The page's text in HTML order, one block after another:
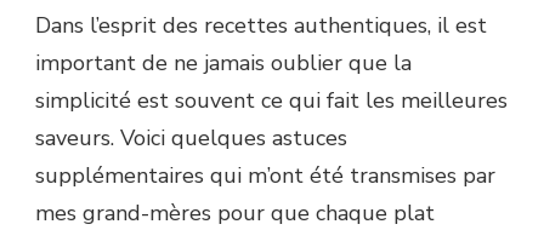
Dans l’esprit des recettes authentiques, il est
important de ne jamais oublier que la
simplicité est souvent ce qui fait les meilleures
saveurs. Voici quelques astuces
supplémentaires qui m’ont été transmises par
mes grand-mères pour que chaque plat